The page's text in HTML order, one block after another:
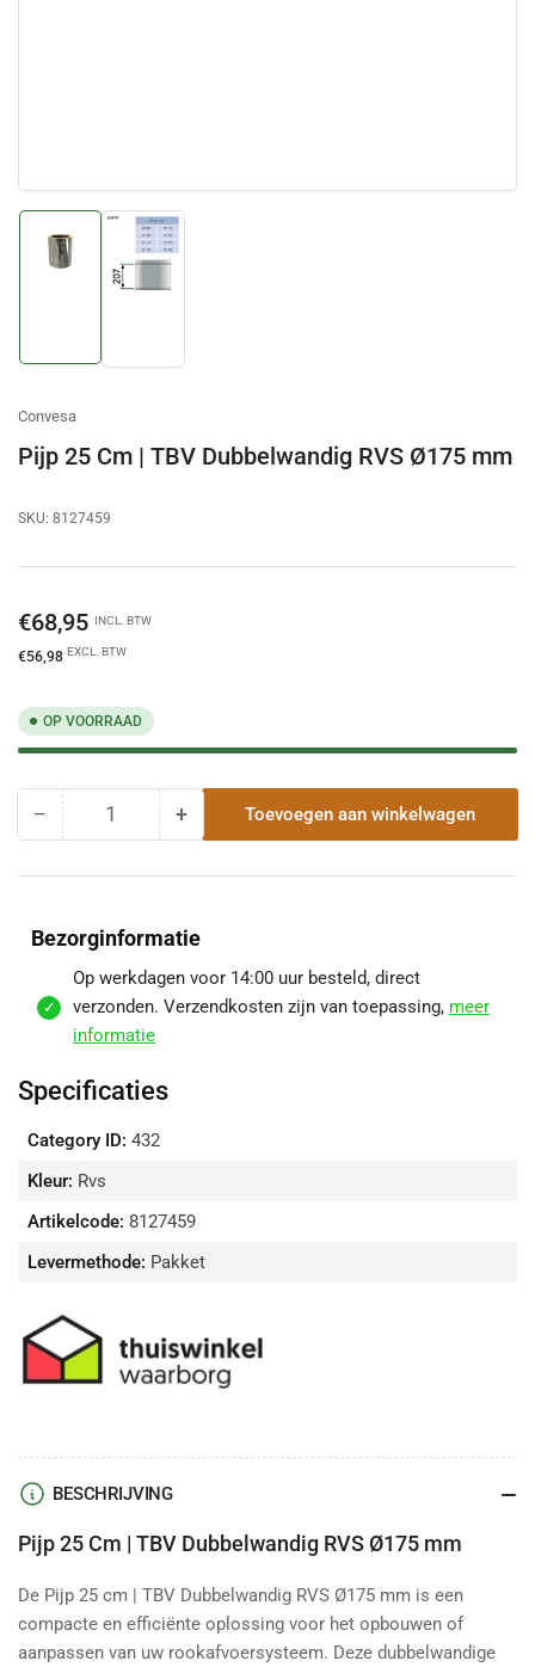
Afbeelding
galerijweergavegalerijweergave
Convesa
Pijp 25 Cm | TBV Dubbelwandig RVS Ø175 mm
SKU: 8127459
Normale
€68,95 INCL. BTW
€56,98 EXCL. BTW
OP VOORRAAD
− Hoeveelheid
Pijp
Cm
|
TBV
Dubbelwandig
RVS
Ø175
verlagen
Hoeveelheid +Hoeveelheid
Pijp
Cm
|
TBV
Dubbelwandig
Toevoegen aan winkelwagen
Bezorginformatie
Op werkdagen voor 14:00 uur besteld, direct
verzonden. Verzendkosten zijn van toepassing, meer
informatie
Specificaties
Category ID: 432
Kleur: Rvs
Artikelcode: 8127459
Levermethode: Pakket
BESCHRIJVING
Pijp 25 Cm | TBV Dubbelwandig RVS Ø175 mm
De Pijp 25 cm | TBV Dubbelwandig RVS Ø175 mm is een
compacte en efficiënte oplossing voor het opbouwen of
aanpassen van uw rookafvoersysteem. Deze dubbelwandige